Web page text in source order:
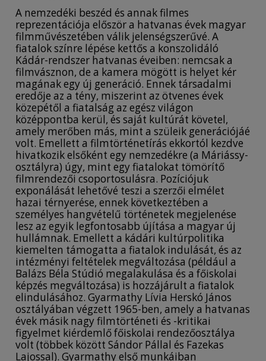
A nemzedéki beszéd és annak filmes
reprezentációja először a hatvanas évek magyar
filmművészetében válik jelenségszerűvé. A
fiatalok színre lépése kettős a konszolidáló
Kádár-rendszer hatvanas éveiben: nemcsak a
filmvásznon, de a kamera mögött is helyet kér
magának egy új generáció. Ennek társadalmi
eredője az a tény, miszerint az ötvenes évek
közepétől a fiatalság az egész világon
középpontba kerül, és saját kultúrát követel,
amely merőben más, mint a szüleik generációjáé
volt. Emellett a filmtörténetírás ekkortól kezdve
hivatkozik elsőként egy nemzedékre (a Máriássy-
osztályra) úgy, mint egy fiatalokat tömörítő
filmrendezői csoportosulásra. Pozíciójuk
exponálását lehetővé teszi a szerzői elmélet
hazai térnyerése, ennek következtében a
személyes hangvételű történetek megjelenése
lesz az egyik legfontosabb újítása a magyar új
hullámnak. Emellett a kádári kultúrpolitika
kiemelten támogatta a fiatalok indulását, és az
intézményi feltételek megváltozása (például a
Balázs Béla Stúdió megalakulása és a főiskolai
képzés megváltozása) is hozzájárult a fiatalok
elindulásához. Gyarmathy Lívia Herskó János
osztályában végzett 1965-ben, amely a hatvanas
évek másik nagy filmtörténeti és -kritikai
figyelmet kiérdemlő főiskolai rendezőosztálya
volt (többek között Sándor Pállal és Fazekas
Lajossal). Gyarmathy első munkáiban